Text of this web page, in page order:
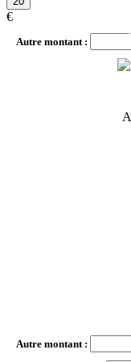
€
Autre montant :
Autre montant :